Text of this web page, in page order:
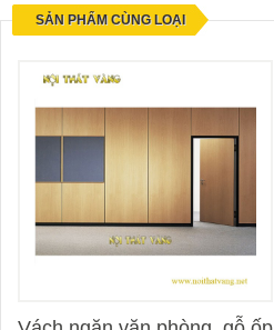
SẢN PHẨM CÙNG LOẠI